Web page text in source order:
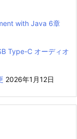
with Java 6章
Type-C オーディオ
2026年1月12日